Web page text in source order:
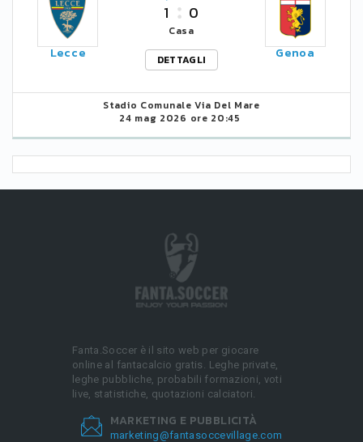
Lecce
1 0
Casa
DETTAGLI
Genoa
Stadio Comunale Via Del Mare
24 mag 2026 ore 20:45
Fanta.Soccer è il sito web per giocare
online al fantacalcio gratis. Leghe private,
leghe pubbliche, probabili formazioni, voti
live, statistiche, quotazioni calciatori.
MARKETING E PUBBLICITÀ
marketing@fantasoccevillage.com